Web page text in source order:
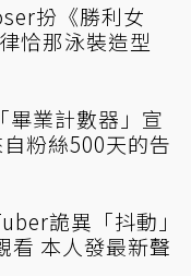
扮《勝利女
恰那泳裝造型
畢業計數器」宣
粉絲500天的告
詭異「抖動」
看 本人發最新聲